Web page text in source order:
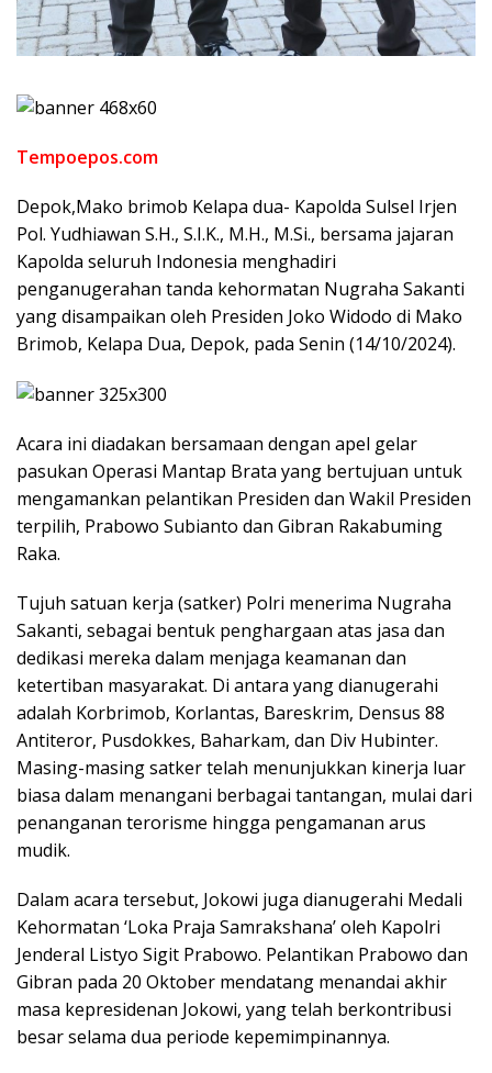
Tempoepos.com
Depok,Mako brimob Kelapa dua- Kapolda Sulsel Irjen
Pol. Yudhiawan S.H., S.I.K., M.H., M.Si., bersama jajaran
Kapolda seluruh Indonesia menghadiri
penganugerahan tanda kehormatan Nugraha Sakanti
yang disampaikan oleh Presiden Joko Widodo di Mako
Brimob, Kelapa Dua, Depok, pada Senin (14/10/2024).
Acara ini diadakan bersamaan dengan apel gelar
pasukan Operasi Mantap Brata yang bertujuan untuk
mengamankan pelantikan Presiden dan Wakil Presiden
terpilih, Prabowo Subianto dan Gibran Rakabuming
Raka.
Tujuh satuan kerja (satker) Polri menerima Nugraha
Sakanti, sebagai bentuk penghargaan atas jasa dan
dedikasi mereka dalam menjaga keamanan dan
ketertiban masyarakat. Di antara yang dianugerahi
adalah Korbrimob, Korlantas, Bareskrim, Densus 88
Antiteror, Pusdokkes, Baharkam, dan Div Hubinter.
Masing-masing satker telah menunjukkan kinerja luar
biasa dalam menangani berbagai tantangan, mulai dari
penanganan terorisme hingga pengamanan arus
mudik.
Dalam acara tersebut, Jokowi juga dianugerahi Medali
Kehormatan ‘Loka Praja Samrakshana’ oleh Kapolri
Jenderal Listyo Sigit Prabowo. Pelantikan Prabowo dan
Gibran pada 20 Oktober mendatang menandai akhir
masa kepresidenan Jokowi, yang telah berkontribusi
besar selama dua periode kepemimpinannya.